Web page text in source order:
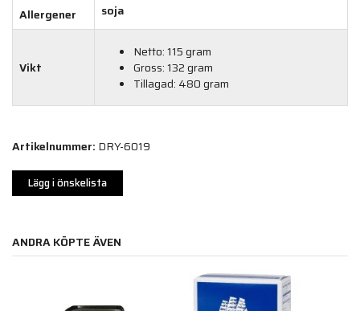
Allergener
soja
Vikt
Netto: 115 gram
Gross: 132 gram
Tillagad: 480 gram
Artikelnummer: DRY-6019
Lägg i önskelista
ANDRA KÖPTE ÄVEN